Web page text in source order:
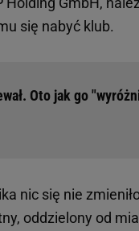
się nabyć klub.
Oto jak go
nic się nie
oddzielony od